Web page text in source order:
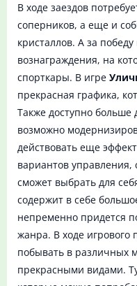
В ходе заездов
соперников, а еще и
кристаллов. А за
вознаграждения, на
спорткары. В игре
прекрасная графика,
Также доступно больше
возможно
действовать еще
вариантов управления,
сможет выбрать для
содержит в себе
непременно придется
жанра. В ходе игрового
побывать в различных
прекрасными видами.